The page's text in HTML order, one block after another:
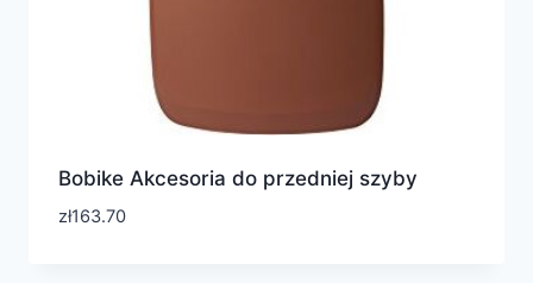
Bobike Akcesoria do przedniej szyby
zł163.70